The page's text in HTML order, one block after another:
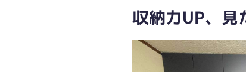
収納力UP、見